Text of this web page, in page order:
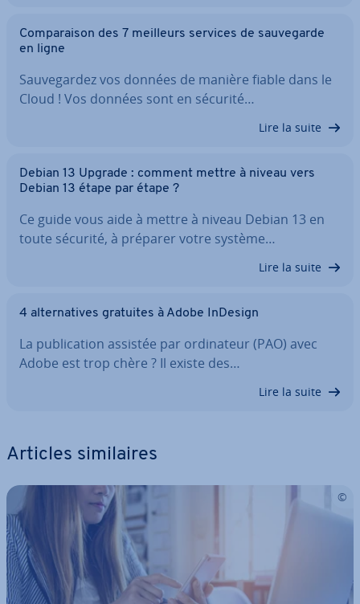
Com­pa­rai­son des 7 meilleurs services de sau­ve­garde
en ligne
Sau­ve­gar­dez vos données de manière fiable dans le
Cloud ! Vos données sont en sécurité…
Lire la suite
Debian 13 Upgrade : comment mettre à niveau vers
Debian 13 étape par étape ?
Ce guide vous aide à mettre à niveau Debian 13 en
toute sécurité, à préparer votre système…
Lire la suite
4 al­ter­na­tives gratuites à Adobe InDesign
La pu­bli­ca­tion assistée par or­di­na­teur (PAO) avec
Adobe est trop chère ? Il existe des…
Lire la suite
Articles si­mi­laires